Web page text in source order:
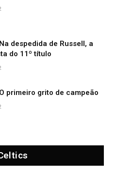
despedida de Russell, a
do 11º título
primeiro grito de campeão